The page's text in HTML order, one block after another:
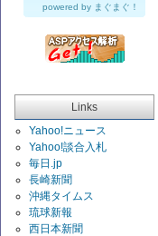
powered by まぐまぐ！
Links
Yahoo!ニュース
Yahoo!談合入札
毎日.jp
長崎新聞
沖縄タイムス
琉球新報
西日本新聞